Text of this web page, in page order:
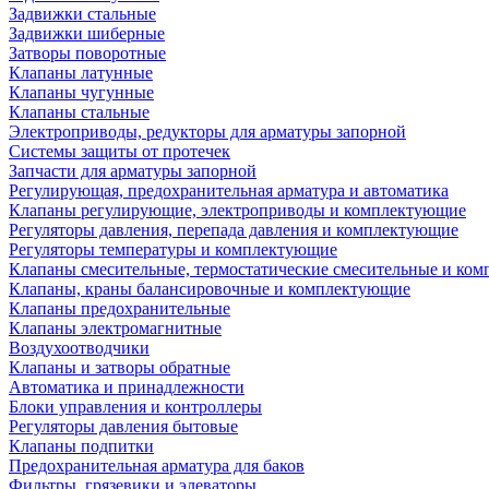
Задвижки стальные
Задвижки шиберные
Затворы поворотные
Клапаны латунные
Клапаны чугунные
Клапаны стальные
Электроприводы, редукторы для арматуры запорной
Системы защиты от протечек
Запчасти для арматуры запорной
Регулирующая, предохранительная арматура и автоматика
Клапаны регулирующие, электроприводы и комплектующие
Регуляторы давления, перепада давления и комплектующие
Регуляторы температуры и комплектующие
Клапаны смесительные, термостатические смесительные и
Клапаны, краны балансировочные и комплектующие
Клапаны предохранительные
Клапаны электромагнитные
Воздухоотводчики
Клапаны и затворы обратные
Автоматика и принадлежности
Блоки управления и контроллеры
Регуляторы давления бытовые
Клапаны подпитки
Предохранительная арматура для баков
Фильтры, грязевики и элеваторы